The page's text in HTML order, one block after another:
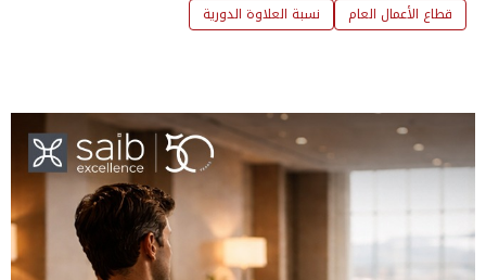
قطاع الأعمال العام
نسبة العلاوة الدورية